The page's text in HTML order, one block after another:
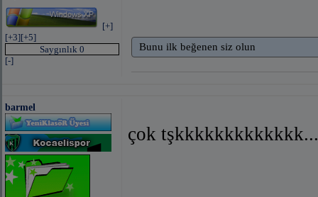
[+]
[+3][+5]
Saygınlık 0
[-]
Bunu ilk beğenen siz olun
barmel
çok